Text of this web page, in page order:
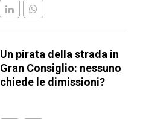
Un pirata della strada in
Gran Consiglio: nessuno
chiede le dimissioni?